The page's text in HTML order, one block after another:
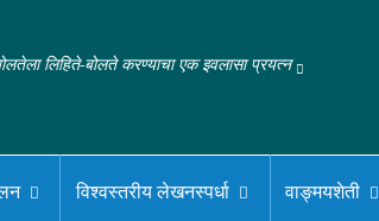
लिहिते-बोलते करण्याचा एक इवलासा प्रयत्न
विश्वस्तरीय लेखनस्पर्धा वाङ्मयशेती